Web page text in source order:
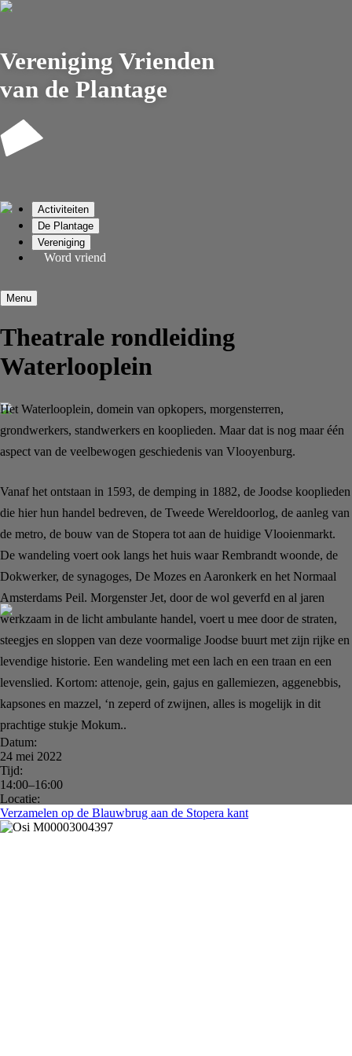
Vereniging Vrienden
van de Plantage
Activiteiten
De Plantage
Vereniging
Word vriend
Menu
Theatrale rondleiding
Waterlooplein
Het Waterlooplein, domein van opkopers, morgensterren,
grondwerkers, standwerkers en kooplieden. Maar dat is nog maar één
aspect van de veelbewogen geschiedenis van Vlooyenburg.
Vanaf het ontstaan in 1593, de demping in 1882, de Joodse kooplieden
die hier hun handel bedreven, de Tweede Wereldoorlog, de aanleg van
de metro, de bouw van de Stopera tot aan de huidige Vlooienmarkt.
De wandeling voert ook langs het huis waar Rembrandt woonde, de
Dokwerker, de synagoges, De Mozes en Aaronkerk en het Normaal
Amsterdams Peil. Morgenster Jet, door de wol geverfd en al jaren
werkzaam in de licht ambulante handel, voert u mee door de straten,
steegjes en sloppen van deze voormalige Joodse buurt met zijn rijke en
levendige historie. Een wandeling met een lach en een traan en een
levenslied. Kortom: attenoje, gein, gajus en gallemiezen, aggenebbis,
kapsones en mazzel, ‘n zeperd of zwijnen, alles is mogelijk in dit
prachtige stukje Mokum..
Datum:
24 mei 2022
Tijd:
14:00–16:00
Locatie:
Verzamelen op de Blauwbrug aan de Stopera kant